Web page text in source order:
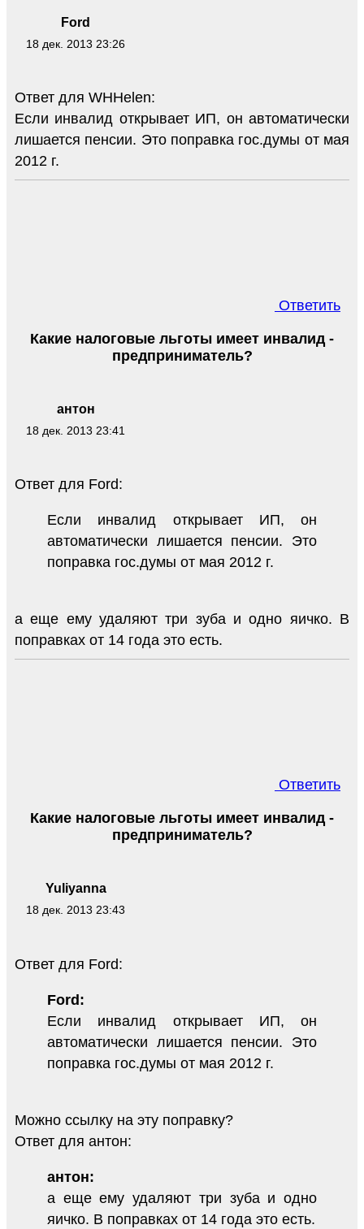
Ford
18 дек. 2013 23:26
Ответ для WHHelen:
Если инвалид открывает ИП, он автоматически
лишается пенсии. Это поправка гос.думы от мая
2012 г.
Ответить
антон
18 дек. 2013 23:41
Какие налоговые льготы имеет инвалид -
предприниматель?
Ответ для Ford:
Если инвалид открывает ИП, он
автоматически лишается пенсии. Это
поправка гос.думы от мая 2012 г.
а еще ему удаляют три зуба и одно яичко. В
поправках от 14 года это есть.
Ответить
Yuliyanna
18 дек. 2013 23:43
Какие налоговые льготы имеет инвалид -
предприниматель?
Ответ для Ford:
Ford:
Если инвалид открывает ИП, он
автоматически лишается пенсии. Это
поправка гос.думы от мая 2012 г.
Можно ссылку на эту поправку?
Ответ для антон:
антон:
а еще ему удаляют три зуба и одно
яичко. В поправках от 14 года это есть.